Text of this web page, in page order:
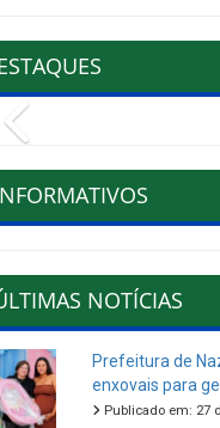
NOTÍCIAS
Prefeitura de
enxovais para
Publicado em: 27